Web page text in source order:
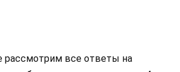
рассмотрим все ответы на